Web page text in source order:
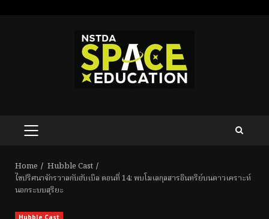
PRIMARY
Home
Hubble Cast
ไขปริศนาจักรวาลกับฮับเบิล ตอนที่ 14: พบโมเลกุลสารอินทรีย์บนดาวเคราะห์
นอกระบบสุริยะ
Hubble Cast